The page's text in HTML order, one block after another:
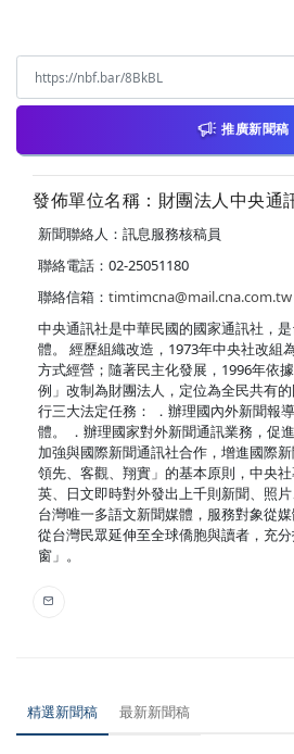
推廣新聞稿
發佈單位名稱：財團法人中央通
新聞聯絡人：訊息服務核稿員
聯絡電話：02-25051180
聯絡信箱： timtimcna@mail.cna.com.tw
中央通訊社是中華民國的國家通訊社，
體。 經歷組織改造，1973年中央社改組
方式經營；隨著民主化發展，1996年依
例」改制為財團法人，定位為全民共有
行三大法定任務： ．辦理國內外新聞報
體。 ．辦理國家對外新聞通訊業務，促
加強與國際新聞通訊社合作，增進國際新
領先、客觀、翔實」的基本原則，中央社
英、日文即時對外發出上千則新聞、照
台灣唯一多語文新聞媒體，服務對象從
從台灣民眾延伸至全球僑胞與讀者，充
窗」。
精選新聞稿 最新新聞稿